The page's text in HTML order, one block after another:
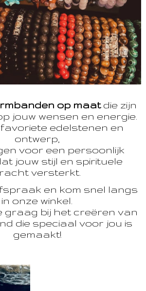
op maatdie zijn
jouw wensen en energie.
favoriete edelstenen en
ontwerp,
voor een persoonlijk
jouw stijl en spirituele
versterkt.
en kom snel langs
in onze winkel.
graag bij het creëren van
die speciaal voor jou is
gemaakt!